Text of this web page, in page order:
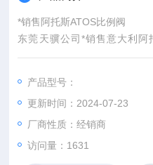
*销售阿托斯ATOS比例阀
东莞天骥公司*销售意大利阿
阀、ATOS常规阀、ATOS叠
良好的市场信誉,专业的销售
品，报关单 原产地证明，所
货如果不是全新*全新假一赔十
产品型号：
更新时间：2024-07-23
厂商性质：经销商
访问量：1631